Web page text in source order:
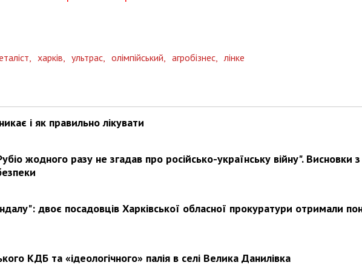
харків, ультрас, олімпійський, агробізнес, лінке
і як правильно лікувати
жодного разу не згадав про російсько-українську війну". Висновки з
двоє посадовців Харківської обласної прокуратури отримали
КДБ та «ідеологічного» палія в селі Велика Данилівка